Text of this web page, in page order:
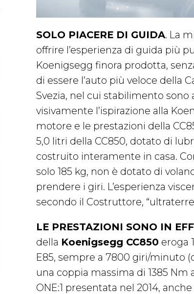
SOLO PIACERE DI GUIDA. La
offrire l’esperienza di guida più
Koenigsegg finora prodotta,
di essere l’auto più veloce della
Svezia, nel cui stabilimento
visivamente l’ispirazione alla
motore e le prestazioni della
5,0 litri della CC850, dotato di
costruito interamente in casa.
solo 185 kg, non è dotato di
prendere i giri. L’esperienza
secondo il Costruttore,
LE PRESTAZIONI SONO IN
della Koenigsegg CC850 eroga
E85, sempre a 7800 giri/minuto
una coppia massima di 1385
ONE:1 presentata nel 2014,